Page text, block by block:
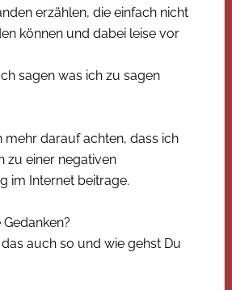
erzählen, die einfach nicht
können und dabei leise vor
sagen was ich zu sagen
mehr darauf achten, dass ich
zu einer negativen
im Internet beitrage.
auch so und wie gehst Du